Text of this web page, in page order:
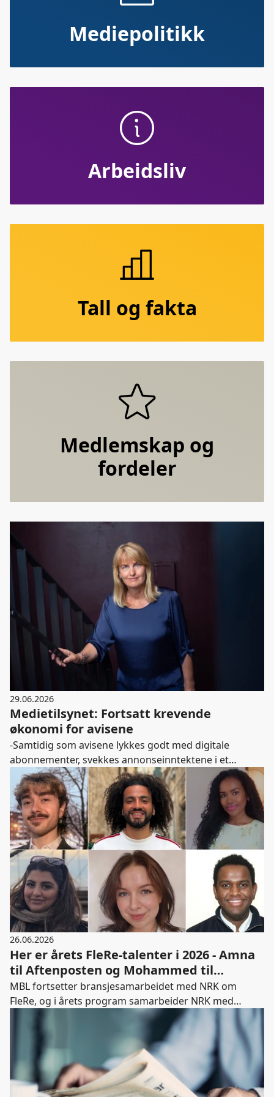
Mediepolitikk
Arbeidsliv
Tall og fakta
Medlemskap og
fordeler
29.06.2026
Medietilsynet: Fortsatt krevende
økonomi for avisene
-Samtidig som avisene lykkes godt med digitale
abonnementer, svekkes annonseinntektene i et
voksende annonsemarked. De globale tek-gigantene
vinner markedsandeler og vokser kraftig. I løpet av de
siste fem årene har annonseinntektene til avisene falt
med 550 millioner. Det viser hvilken krevende situasjon
avisene står i, sier Randi S. Øgrey, administrerende
direktør i MBL.
26.06.2026
Her er årets FleRe-talenter i 2026 - Amna
til Aftenposten og Mohammed til
Dagbladet
MBL fortsetter bransjesamarbeidet med NRK om
FleRe, og i årets program samarbeider NRK med
Dagbladet for tredje gang, og for første gang med
Aftenposten. – Samarbeidet på tvers av bransjen er
helt avgjørende for å lykkes med dette arbeidet. Når vi
står sammen, får vi større kraft til å åpne dørene til
journalistikken for flere og bygge en mer mangfoldig
mediebransje. Dette er et felles ansvar, og nettopp